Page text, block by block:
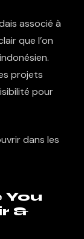
associé à
que l’on
projets
pour
dans les
You
&